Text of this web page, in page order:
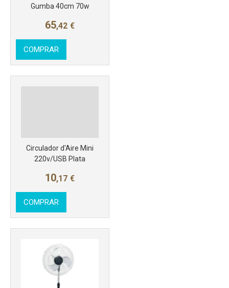
Gumba 40cm 70w
65,42 €
COMPRAR
Circulador d'Aire Mini
220v/USB Plata
10,17 €
COMPRAR